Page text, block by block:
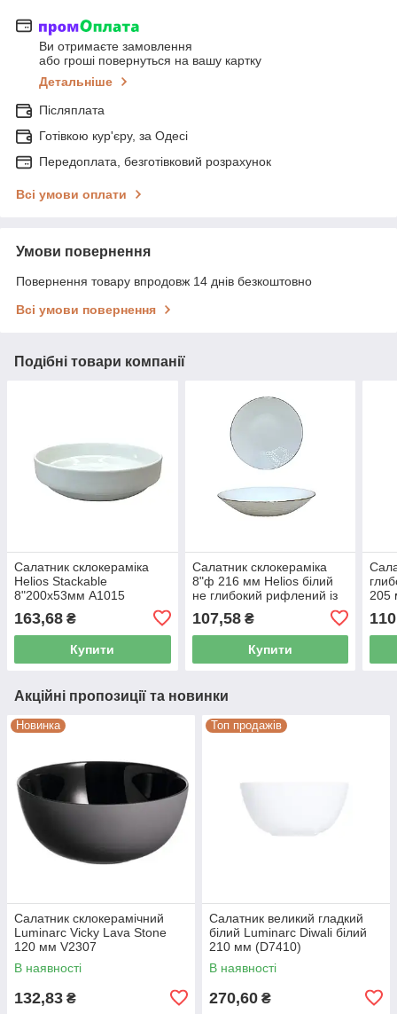
Ви отримаєте замовлення
або гроші повернуться на вашу картку
Детальніше
Післяплата
Готівкою кур'єру, за Одесі
Передоплата, безготівковий розрахунок
Всі умови оплати
Умови повернення
Повернення товару впродовж 14 днів безкоштовно
Всі умови повернення
Подібні товари компанії
Салатник склокераміка
Helios Stackable
8"200х53мм A1015
163,68 ₴
Купити
Салатник склокераміка
8"ф 216 мм Helios білий
не глибокий рифлений із
107,58₴
Купити
205
Акційні пропозиції та новинки
Новинка
Салатник склокерамічний
Luminarc Vicky Lava Stone
120 мм V2307
В наявності
132,83 ₴
Топ продажів
Салатник великий гладкий
білий Luminarc Diwali білий
210 мм (D7410)
В наявності
270,60 ₴